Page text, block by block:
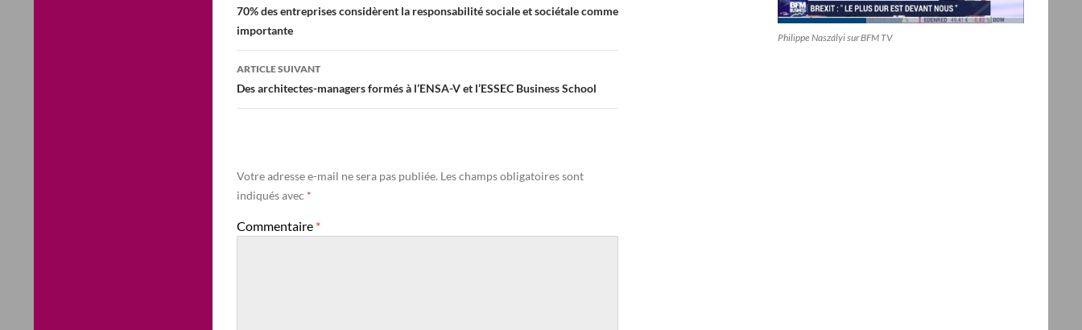
des
articles
70% des entreprises considèrent la responsabilité sociale et sociétale comme
importante
ARTICLE SUIVANT
Des architectes-managers formés à l’ENSA-V et l’ESSEC Business School
Votre adresse e-mail ne sera pas publiée. Les champs obligatoires sont
indiqués avec *
Commentaire *
Philippe Naszályi sur BFM TV